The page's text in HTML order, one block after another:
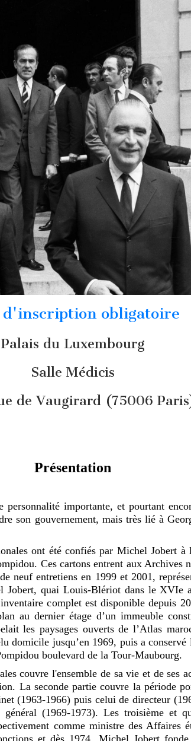
obligatoire
Palais du Luxembourg
Salle Médicis
de Vaugirard (75006
Présentation
importante, et pourtant
son gouvernement, mais très lié à
ont été confiés par Michel Jobert
Ces cartons entrent aux
neuf entretiens en 1999 et 2001,
Jobert, quai Louis-Blériot dans le XVIe
complet est disponible depuis
au dernier étage d’un immeuble
les paysages ouverts de l’Atlas
jusqu’en 1969, puis a conservé
boulevard de la Tour-Maubourg.
couvre l'ensemble de sa vie et de ses
La seconde partie couvre la période
(1963-1966) puis celui de directeur
(1969-1973). Les troisième et
comme ministre des Affaires
et dès 1974, Michel Jobert